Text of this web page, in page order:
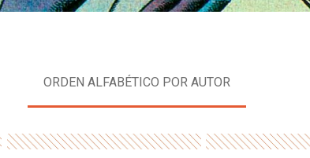
ORDEN ALFABÉTICO POR AUTOR